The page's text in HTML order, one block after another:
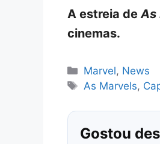
A estreia de As
cinemas.
Categorias
Marvel, News
Tags
As Marvels,
Gostou